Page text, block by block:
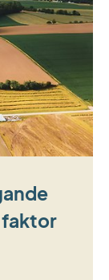
faktor